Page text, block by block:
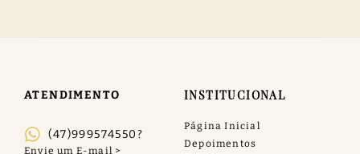
ATENDIMENTO
(47)999574550?
INSTITUCIONAL
Página Inicial
Depoimentos